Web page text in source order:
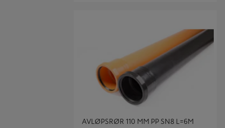
AVLØPSRØR 110 MM PP SN8 L=6M